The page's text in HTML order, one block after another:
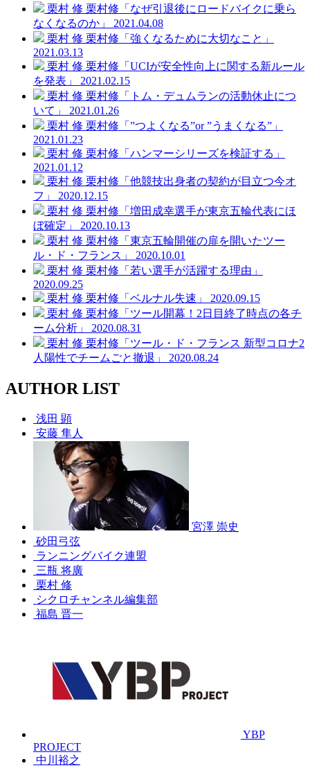
栗村 修 栗村修「なぜ引退後にロードバイクに乗ら
なくなるのか」
2021.04.08
栗村 修 栗村修「強くなるために大切なこと」
2021.03.13
栗村 修 栗村修「UCIが安全性向上に関する新ルール
を発表」
2021.02.15
栗村 修 栗村修「トム・デュムランの活動休止につ
いて」
2021.01.26
栗村 修 栗村修「”つよくなる”or ”うまくなる”」
2021.01.23
栗村 修 栗村修「ハンマーシリーズを検証する」
2021.01.12
栗村 修 栗村修「他競技出身者の契約が目立つ今オ
フ」
2020.12.15
栗村 修 栗村修「増田成幸選手が東京五輪代表にほ
ぼ確定」
2020.10.13
栗村 修 栗村修「東京五輪開催の扉を開いたツー
ル・ド・フランス」
2020.10.01
栗村 修 栗村修「若い選手が活躍する理由」
2020.09.25
栗村 修 栗村修「ベルナル失速」
2020.09.15
栗村 修 栗村修「ツール開幕！2日目終了時点の各チ
ーム分析」
2020.08.31
栗村 修 栗村修「ツール・ド・フランス 新型コロナ2
人陽性でチームごと撤退」
2020.08.24
AUTHOR LIST
浅田 顕
安藤 隼人
宮澤 崇史
砂田弓弦
ランニングバイク連盟
三瓶 将廣
栗村 修
シクロチャンネル編集部
福島 晋一
YBP
PROJECT
中川裕之